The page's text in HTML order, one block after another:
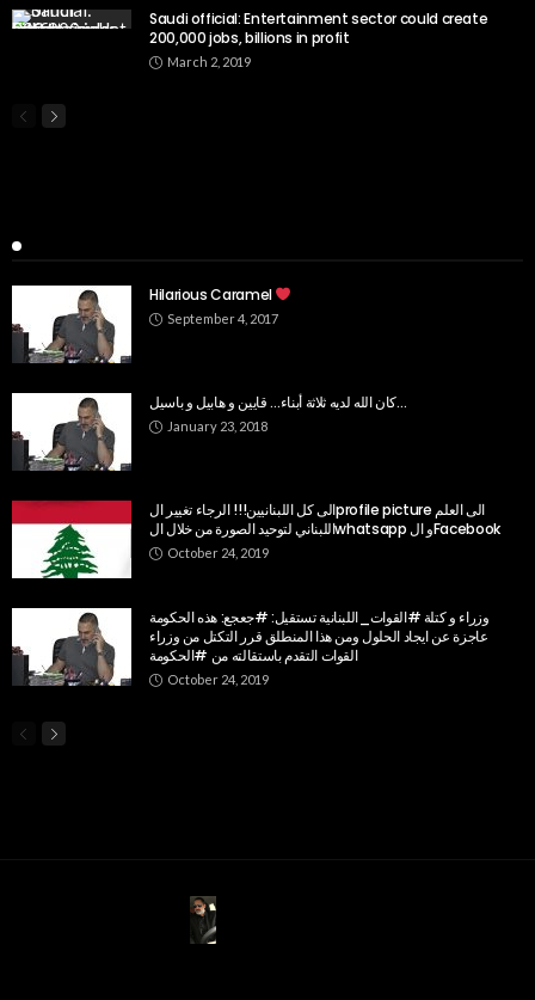
Saudi official: Entertainment sector could create
200,000 jobs, billions in profit
March 2, 2019
Hilarious Caramel
September 4, 2017
كان الله لديه ثلاثة أبناء… قايين و هابيل و باسيل…
January 23, 2018
الى كل اللبنانيين!!! الرجاء تغيير الprofile picture الى العلم
اللبناني لتوحيد الصورة من خلال الwhatsapp و الFacebook
October 24, 2019
وزراء و كتلة #القوات_اللبنانية تستقيل: #جعجع: هذه الحكومة
عاجزة عن ايجاد الحلول ومن هذا المنطلق قرر التكتل من وزراء
القوات التقدم باستقالته من #الحكومة
October 24, 2019